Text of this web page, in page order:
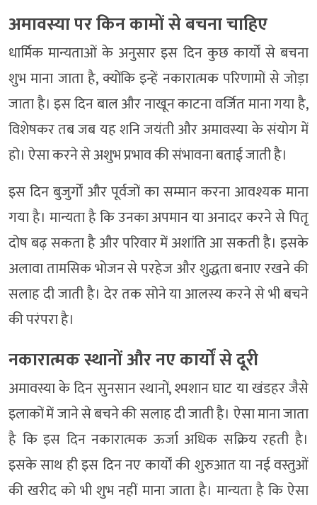
अमावस्या पर किन कामों से बचना चाहिए
धार्मिक मान्यताओं के अनुसार इस दिन कुछ कार्यों से बचना
शुभ माना जाता है, क्योंकि इन्हें नकारात्मक परिणामों से जोड़ा
जाता है। इस दिन बाल और नाखून काटना वर्जित माना गया है,
विशेषकर तब जब यह शनि जयंती और अमावस्या के संयोग में
हो। ऐसा करने से अशुभ प्रभाव की संभावना बताई जाती है।
इस दिन बुजुर्गों और पूर्वजों का सम्मान करना आवश्यक माना
गया है। मान्यता है कि उनका अपमान या अनादर करने से पितृ
दोष बढ़ सकता है और परिवार में अशांति आ सकती है। इसके
अलावा तामसिक भोजन से परहेज और शुद्धता बनाए रखने की
सलाह दी जाती है। देर तक सोने या आलस्य करने से भी बचने
की परंपरा है।
नकारात्मक स्थानों और नए कार्यों से दूरी
अमावस्या के दिन सुनसान स्थानों, श्मशान घाट या खंडहर जैसे
इलाकों में जाने से बचने की सलाह दी जाती है। ऐसा माना जाता
है कि इस दिन नकारात्मक ऊर्जा अधिक सक्रिय रहती है।
इसके साथ ही इस दिन नए कार्यों की शुरुआत या नई वस्तुओं
की खरीद को भी शुभ नहीं माना जाता है। मान्यता है कि ऐसा